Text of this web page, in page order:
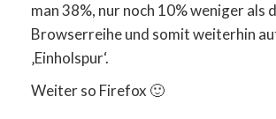
man 38%, nur noch 10% weniger als
Browserreihe und somit weiterhin
‚Einholspur‘.
Weiter so Firefox 🙂